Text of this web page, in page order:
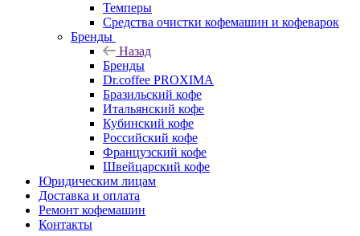
Темперы
Средства очистки кофемашин и кофеварок
Бренды
Назад
Бренды
Dr.coffee PROXIMA
Бразильский кофе
Итальянский кофе
Кубинский кофе
Российский кофе
Французский кофе
Швейцарский кофе
Юридическим лицам
Доставка и оплата
Ремонт кофемашин
Контакты